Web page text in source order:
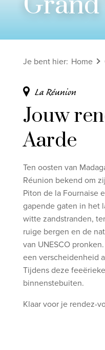
Bekijk alle rondreizen
Ontdek
Huwelijksreis
Luxury
Bekijk alle thema's
Je bent hier: Home
La Réunion
Jouw
Aarde
Ten oosten van
Réunion bekend om
Piton de la Fournaise
gapende gaten in het
witte zandstranden,
ruige bergen en de
van UNESCO
een verscheidenheid
Tijdens deze
binnenstebuiten.
Klaar voor je rendez-